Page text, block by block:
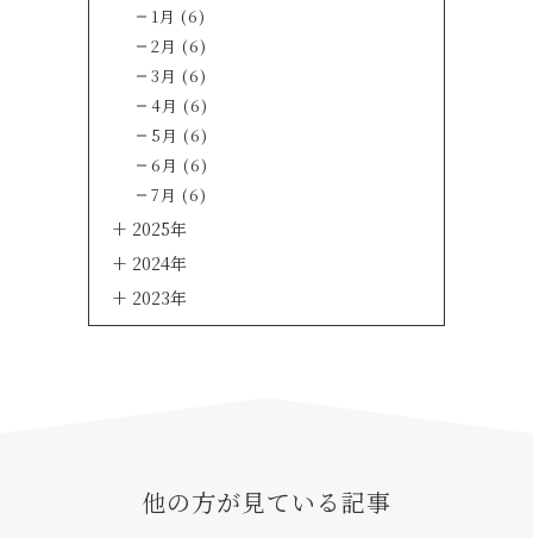
1月 (6)
2月 (6)
3月 (6)
4月 (6)
5月 (6)
6月 (6)
7月 (6)
2025年
2024年
2023年
他の方が見ている記事